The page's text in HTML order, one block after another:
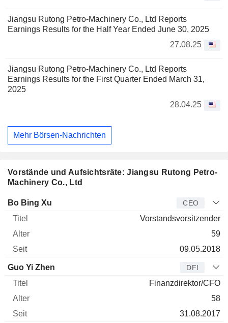
Jiangsu Rutong Petro-Machinery Co., Ltd Reports
Earnings Results for the Half Year Ended June 30, 2025
27.08.25
Jiangsu Rutong Petro-Machinery Co., Ltd Reports
Earnings Results for the First Quarter Ended March 31,
2025
28.04.25
Mehr Börsen-Nachrichten
Vorstände und Aufsichtsräte: Jiangsu Rutong Petro-
Machinery Co., Ltd
Manager Titel
Bo Bing Xu CEO
Vorstandsvorsitzender
59
09.05.2018
Guo Yi Zhen DFI
Finanzdirektor/CFO
58
31.08.2017